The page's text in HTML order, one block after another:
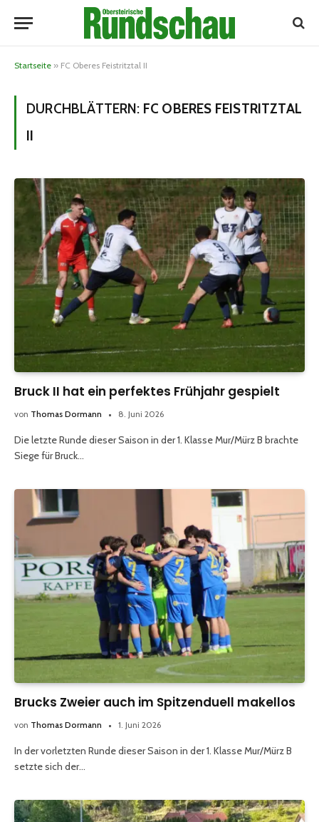
Startseite » FC Oberes Feistritztal II
DURCHBLÄTTERN: FC OBERES FEISTRITZTAL
II
Bruck II hat ein perfektes Frühjahr gespielt
von Thomas Dormann 8. Juni 2026
Die letzte Runde dieser Saison in der 1. Klasse Mur/Mürz B brachte
Siege für Bruck…
Brucks Zweier auch im Spitzenduell makellos
von Thomas Dormann 1. Juni 2026
In der vorletzten Runde dieser Saison in der 1. Klasse Mur/Mürz B
setzte sich der…